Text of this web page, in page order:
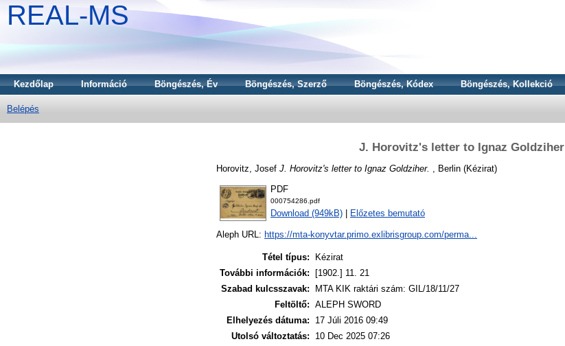
REAL-MS
Kezdőlap Információ Böngészés, Év Böngészés, Szerző Böngészés, Kódex Böngészés, Kollekció
Belépés
J. Horovitz's letter to Ignaz Goldziher
Horovitz, Josef J. Horovitz's letter to Ignaz Goldziher. , Berlin (Kézirat)
PDF
000754286.pdf
Download (949kB) Előzetes bemutató
Aleph URL: https://mta-konyvtar.primo.exlibrisgroup.com/perma...
Tétel típus:
Kézirat
További információk:
[1902.] 11. 21
Szabad kulcsszavak:
MTA KIK raktári szám: GIL/18/11/27
Feltöltő: ALEPH SWORD
Elhelyezés dátuma:
17 Júli 2016 09:49
Utolsó változtatás:
10 Dec 2025 07:26